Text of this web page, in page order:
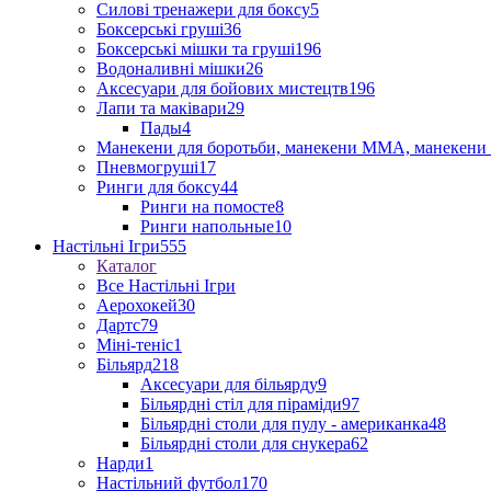
Силові тренажери для боксу5
Боксерські груші36
Боксерські мішки та груші196
Водоналивні мішки26
Аксесуари для бойових мистецтв196
Лапи та маківари29
Пады4
Манекени для боротьби, манекени ММА, манекени
Пневмогруші17
Ринги для боксу44
Ринги на помосте8
Ринги напольные10
Настільні Ігри555
Каталог
Все Настільні Ігри
Аерохокей30
Дартс79
Міні-теніс1
Більярд218
Аксесуари для більярду9
Більярдні стіл для піраміди97
Більярдні столи для пулу - американка48
Більярдні столи для снукера62
Нарди1
Настільний футбол170